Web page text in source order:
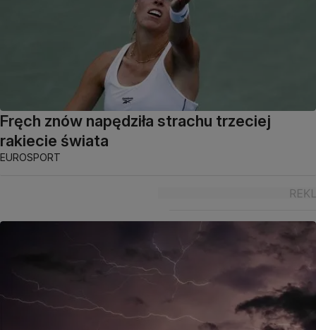
Fręch znów napędziła strachu trzeciej
rakiecie świata
EUROSPORT